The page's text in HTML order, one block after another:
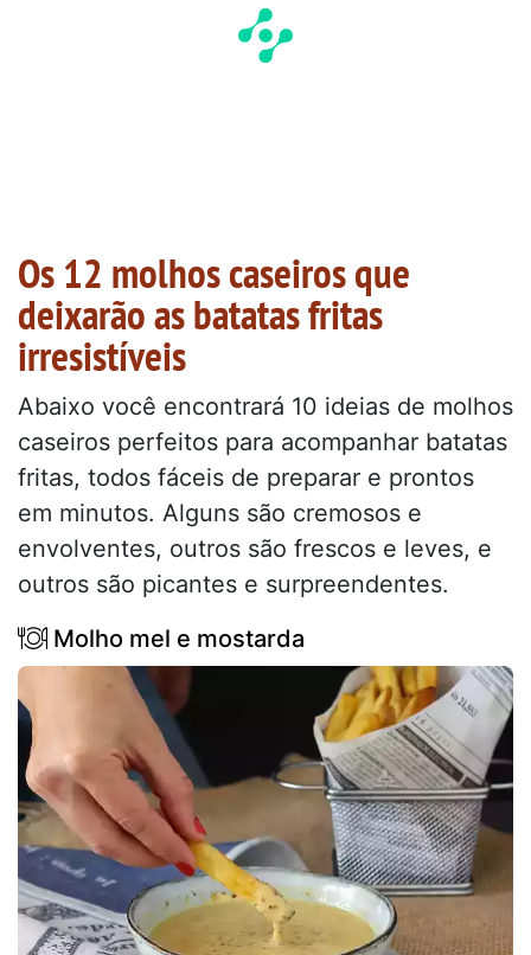
Os 12 molhos caseiros que
deixarão as batatas fritas
irresistíveis
Abaixo você encontrará 10 ideias de molhos
caseiros perfeitos para acompanhar batatas
fritas, todos fáceis de preparar e prontos
em minutos. Alguns são cremosos e
envolventes, outros são frescos e leves, e
outros são picantes e surpreendentes.
Molho mel e mostarda